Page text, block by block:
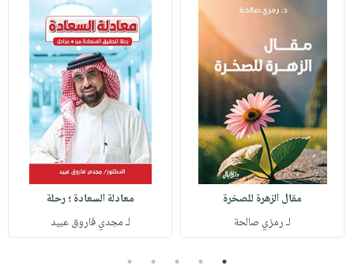
اكسسوارات
ملابس
مطرزات
حقائب
حلي
عناية
بالذات
صابون
أطفال
مناسبات
iKitab
بلا
حدود
وفرات
عن
الشركة
سياسة
الشركة
فيديوهات
يتكرر
حسابك
لائحة
الأمنيات
مقال الزهرة للصخرة
لـ رمزي صالحة
معادلة السعادة ؛ رحلة
لـ مجدي فاروق عبيد
1
2
3
4
5